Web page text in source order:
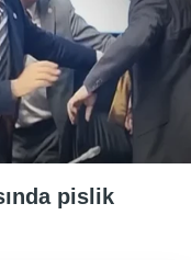
pislik